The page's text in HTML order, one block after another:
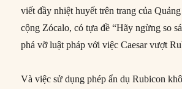
viết đầy nhiệt huyết trên trang của
cộng Zócalo, có tựa đề “Hãy ngừng so
phá vỡ luật pháp với việc Caesar vượt
Và việc sử dụng phép ẩn dụ Rubicon